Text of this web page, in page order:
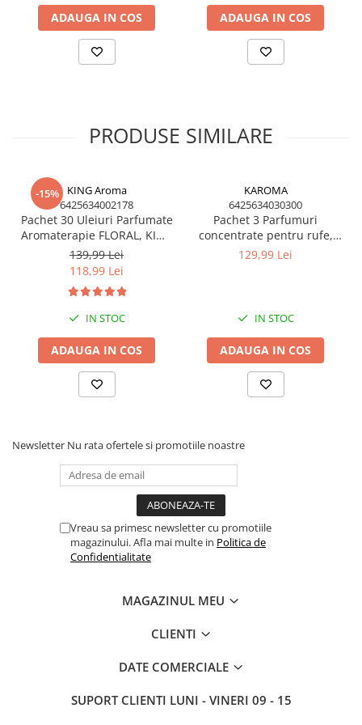
ADAUGA IN COS ADAUGA IN COS
PRODUSE SIMILARE
-15%
KING Aroma
6425634002178
Pachet 30 Uleiuri Parfumate
Aromaterapie FLORAL, KING
Aroma – Cel Mai Vândut Mix
139,99 Lei
118,99 Lei
IN STOC
ADAUGA IN COS
KAROMA
6425634030300
Pachet 3 Parfumuri
concentrate pentru rufe,
KAROMA - Fresh Bloom,
129,99 Lei
IN STOC
ADAUGA IN COS
Newsletter Nu rata ofertele si promotiile noastre
Vreau sa primesc newsletter cu promotiile
magazinului. Afla mai multe in Politica de
Confidentialitate
MAGAZINUL MEU
CLIENTI
DATE COMERCIALE
SUPORT CLIENTI LUNI - VINERI 09 - 15